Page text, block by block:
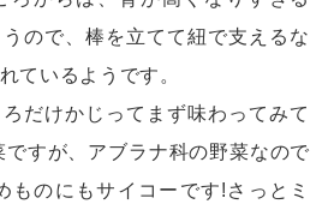
ので、棒を立てて紐で支えるな
ているようです。
だけかじってまず味わってみて
すが、アブラナ科の野菜なので
ものにもサイコーです!さっとミ